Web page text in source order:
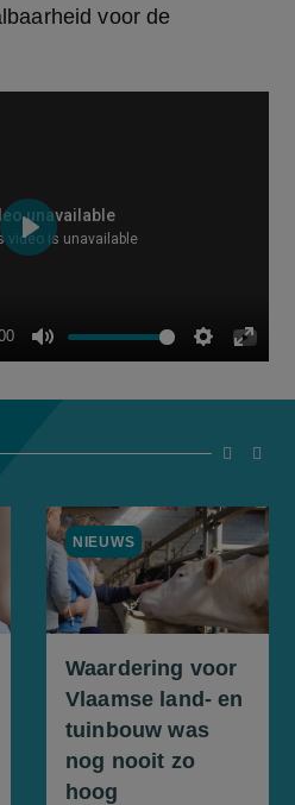
voor de
Mute Settings
Enter
Play
Waardering voor
Vlaamse land- en
tuinbouw was
nog nooit zo
hoog
NIEUWS